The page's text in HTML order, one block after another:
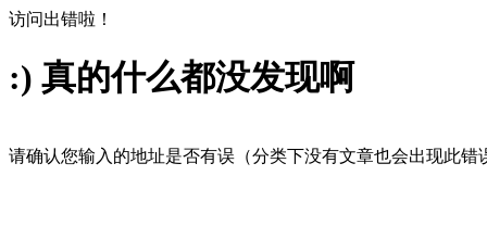
访问出错啦！
:) 真的什么都没发现啊
请确认您输入的地址是否有误（分类下没有文章也会出现此错